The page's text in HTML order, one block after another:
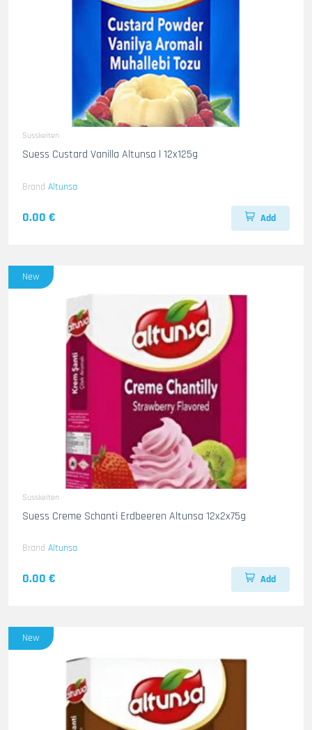
Susskeiten
Suess Custard Vanilla Altunsa l 12x125g
Brand Altunsa
0.00 € Add
New
Susskeiten
Suess Creme Schanti Erdbeeren Altunsa 12x2x75g
Brand Altunsa
0.00 € Add
New